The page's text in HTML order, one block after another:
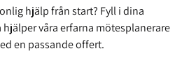
hjälp från start? Fyll i dina
våra erfarna mötesplanerare
en passande offert.